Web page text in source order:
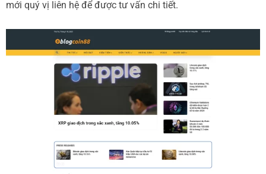
mới quý vị liên hệ để được tư vấn chi tiết.